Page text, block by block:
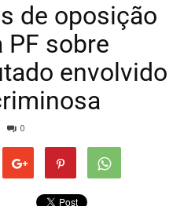
de oposição
sobre
envolvido
0